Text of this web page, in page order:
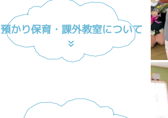
預かり保育・課外教室について